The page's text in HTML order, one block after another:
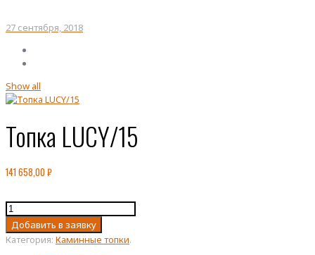
27 сентября, 2018
Show all
Топка LUCY/15
141 658,00 ₽
Количество
товара
Топка
LUCY/15
Добавить в заявку
Категория: Каминные топки.